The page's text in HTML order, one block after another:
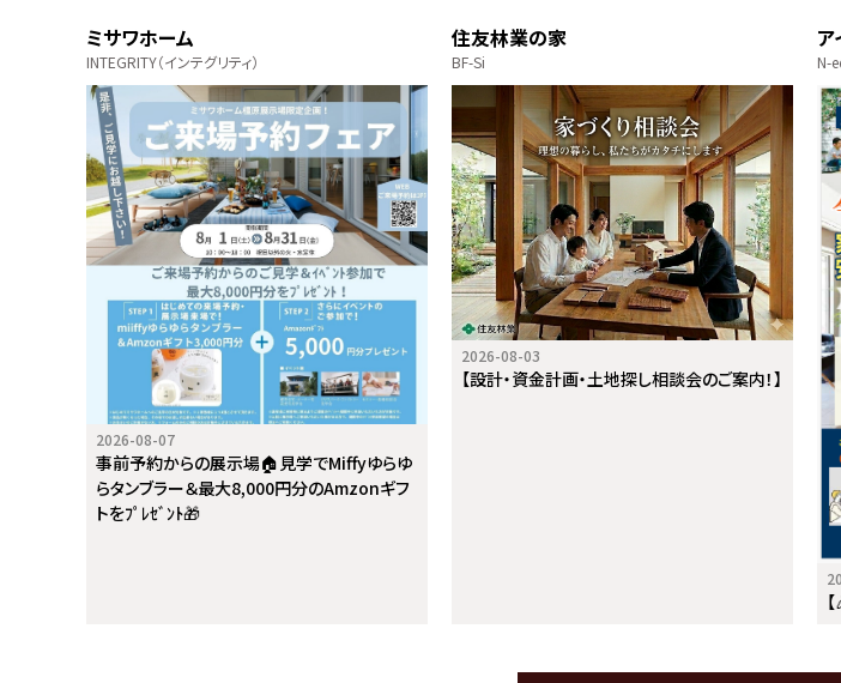
ミサワホーム
INTEGRITY（インテグリティ）
2026-08-07
事前予約からの展示場🏠見学でMiffyゆらゆ
らタンブラー＆最大8,000円分のAmzonギフ
トをﾌﾟﾚｾﾞﾝﾄ🎁
住友林業の家
BF-Si
2026-08-03
【設計・資金計画・土地探し相談会のご案内！】
N-